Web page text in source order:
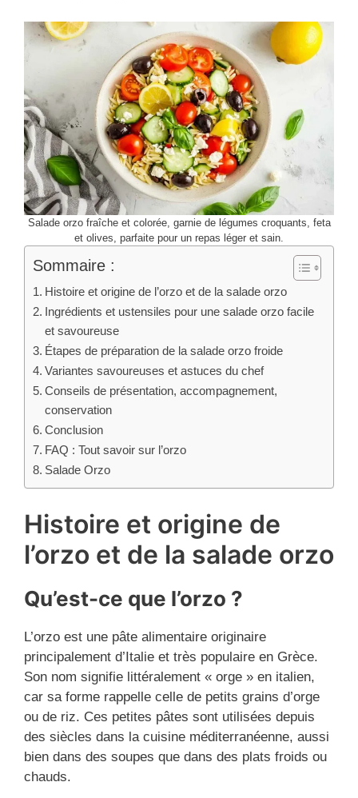
Salade orzo fraîche et colorée, garnie de légumes croquants, feta
et olives, parfaite pour un repas léger et sain.
Sommaire :
Histoire et origine de l’orzo et de la salade orzo
Ingrédients et ustensiles pour une salade orzo facile
et savoureuse
Étapes de préparation de la salade orzo froide
Variantes savoureuses et astuces du chef
Conseils de présentation, accompagnement,
conservation
Conclusion
FAQ : Tout savoir sur l’orzo
Salade Orzo
Histoire et origine de
l’orzo et de la salade orzo
Qu’est-ce que l’orzo ?
L’orzo est une pâte alimentaire originaire
principalement d’Italie et très populaire en Grèce.
Son nom signifie littéralement « orge » en italien,
car sa forme rappelle celle de petits grains d’orge
ou de riz. Ces petites pâtes sont utilisées depuis
des siècles dans la cuisine méditerranéenne, aussi
bien dans des soupes que dans des plats froids ou
chauds.